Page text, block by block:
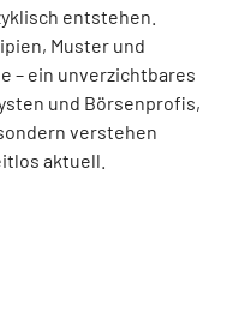
entstehen.
Muster und
– ein unverzichtbares
und Börsenprofis,
verstehen
aktuell.